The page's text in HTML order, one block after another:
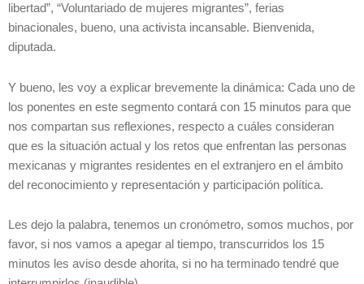
libertad”, “Voluntariado de mujeres migrantes”, ferias
binacionales, bueno, una activista incansable. Bienvenida,
diputada.
Y bueno, les voy a explicar brevemente la dinámica: Cada uno de
los ponentes en este segmento contará con 15 minutos para que
nos compartan sus reflexiones, respecto a cuáles consideran
que es la situación actual y los retos que enfrentan las personas
mexicanas y migrantes residentes en el extranjero en el ámbito
del reconocimiento y representación y participación política.
Les dejo la palabra, tenemos un cronómetro, somos muchos, por
favor, si nos vamos a apegar al tiempo, transcurridos los 15
minutos les aviso desde ahorita, si no ha terminado tendré que